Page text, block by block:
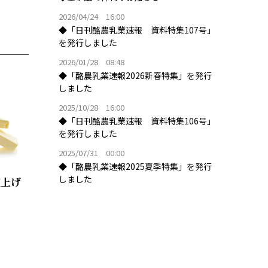
げ
2026/04/24 16:00
◆「日刊酪農乳業速報 資料特集107号」
を発行しました
2026/01/28 08:48
◆「酪農乳業速報2026新春特集」を発行
しました
2025/10/28 16:00
◆「日刊酪農乳業速報 資料特集106号」
を発行しました
2025/07/31 00:00
◆「酪農乳業速報2025夏季特集」を発行
しました